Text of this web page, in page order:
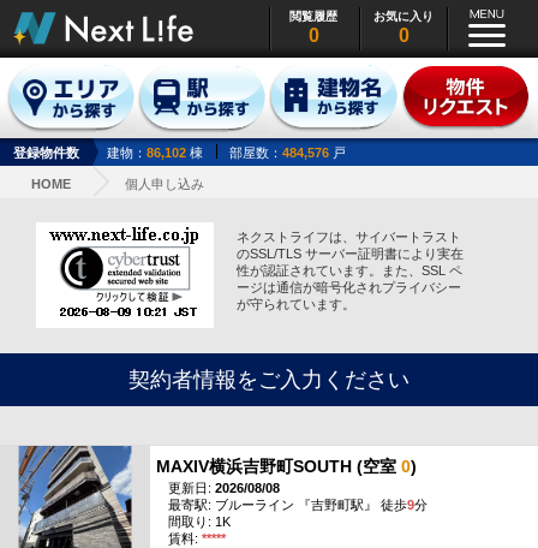
閲覧履歴
0
お気に入り
0
登録物件数 建物： 86,102 棟 部屋数： 484,576 戸
HOME 個人申し込み
ネクストライフは、サイバートラスト
のSSL/TLS サーバー証明書により実在
性が認証されています。また、SSL ペ
ージは通信が暗号化されプライバシー
が守られています。
契約者情報をご入力ください
MAXIV横浜吉野町SOUTH (空室 0)
更新日: 2026/08/08
最寄駅: ブルーライン 『吉野町駅』 徒歩9分
間取り: 1K
賃料: *****